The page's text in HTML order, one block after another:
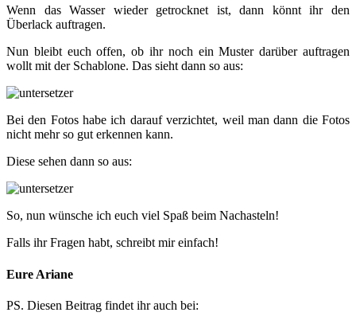
Wenn das Wasser wieder getrocknet ist, dann könnt ihr den
Überlack auftragen.
Nun bleibt euch offen, ob ihr noch ein Muster darüber auftragen
wollt mit der Schablone. Das sieht dann so aus:
Bei den Fotos habe ich darauf verzichtet, weil man dann die Fotos
nicht mehr so gut erkennen kann.
Diese sehen dann so aus:
So, nun wünsche ich euch viel Spaß beim Nachasteln!
Falls ihr Fragen habt, schreibt mir einfach!
Eure Ariane
PS. Diesen Beitrag findet ihr auch bei: